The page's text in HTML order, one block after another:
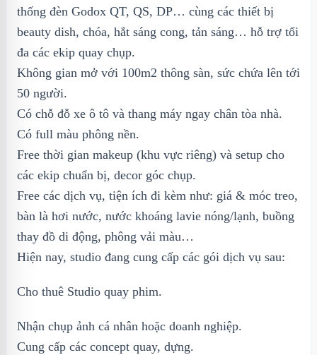
thống đèn Godox QT, QS, DP… cùng các thiết bị
beauty dish, chóa, hắt sáng cong, tản sáng… hỗ trợ tối
đa các ekip quay chụp.
Không gian mở với 100m2 thông sàn, sức chứa lên tới
50 người.
Có chỗ đỗ xe ô tô và thang máy ngay chân tòa nhà.
Có full màu phông nền.
Free thời gian makeup (khu vực riêng) và setup cho
các ekip chuẩn bị, decor góc chụp.
Free các dịch vụ, tiện ích đi kèm như: giá & móc treo,
bàn là hơi nước, nước khoáng lavie nóng/lạnh, buồng
thay đồ di động, phông vải màu…
Hiện nay, studio đang cung cấp các gói dịch vụ sau:
Cho thuê Studio quay phim.
Nhận chụp ảnh cá nhân hoặc doanh nghiệp.
Cung cấp các concept quay, dựng.